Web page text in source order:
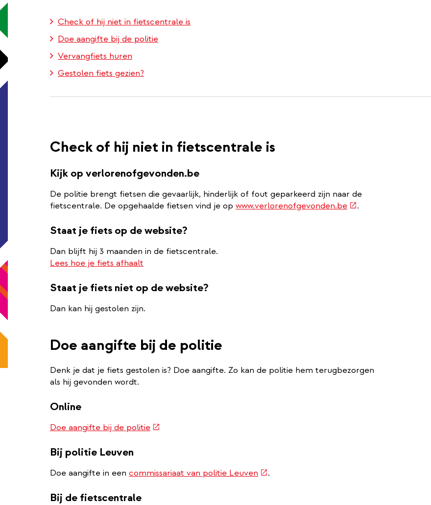
Check of hij niet in fietscentrale is
Doe aangifte bij de politie
Vervangfiets huren
Gestolen fiets gezien?
Check of hij niet in fietscentrale is
Kijk op verlorenofgevonden.be
De politie brengt fietsen die gevaarlijk, hinderlijk of fout geparkeerd zijn naar de
fietscentrale. De opgehaalde fietsen vind je op www.verlorenofgevonden.be(externe
.
Staat je fiets op de website?
Dan blijft hij 3 maanden in de fietscentrale.
Lees hoe je fiets afhaalt
Staat je fiets niet op de website?
Dan kan hij gestolen zijn.
Doe aangifte bij de politie
Denk je dat je fiets gestolen is? Doe aangifte. Zo kan de politie hem terugbezorgen
als hij gevonden wordt.
Online
Doe aangifte bij de politie(externe
Bij politie Leuven
Doe aangifte in een commissariaat van politie Leuven (externe
.
Bij de fietscentrale